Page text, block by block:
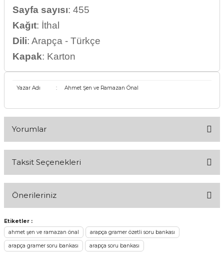
Sayfa sayısı: 455
Kağıt: İthal
Dili: Arapça - Türkçe
Kapak: Karton
Yazar Adı : Ahmet Şen ve Ramazan Önal
Yorumlar
Taksit Seçenekleri
Önerileriniz
Bu ürünün fiyat bilgisi, resim, ürün açıklamalarında ve diğer
konularda yetersiz gördüğünüz noktaları öneri formunu
kullanarak tarafımıza iletebilirsiniz.
Görüş ve önerileriniz için teşekkür ederiz.
Etiketler :
ahmet şen ve ramazan önal
arapça gramer özetli soru bankası
arapça gramer soru bankası arapça soru bankası